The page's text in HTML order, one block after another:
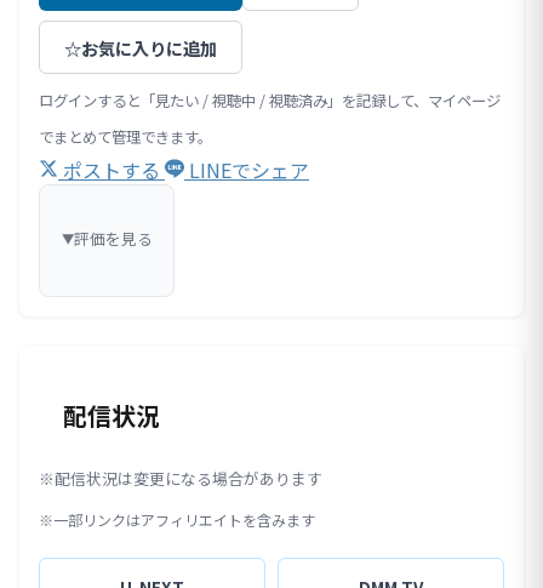
☆お気に入りに追加
ログインすると「見たい / 視聴中 / 視聴済み」を記録して、マイページ
でまとめて管理できます。
ポストする LINEでシェア
▼評価を見る
配信状況
※配信状況は変更になる場合があります
※一部リンクはアフィリエイトを含みます